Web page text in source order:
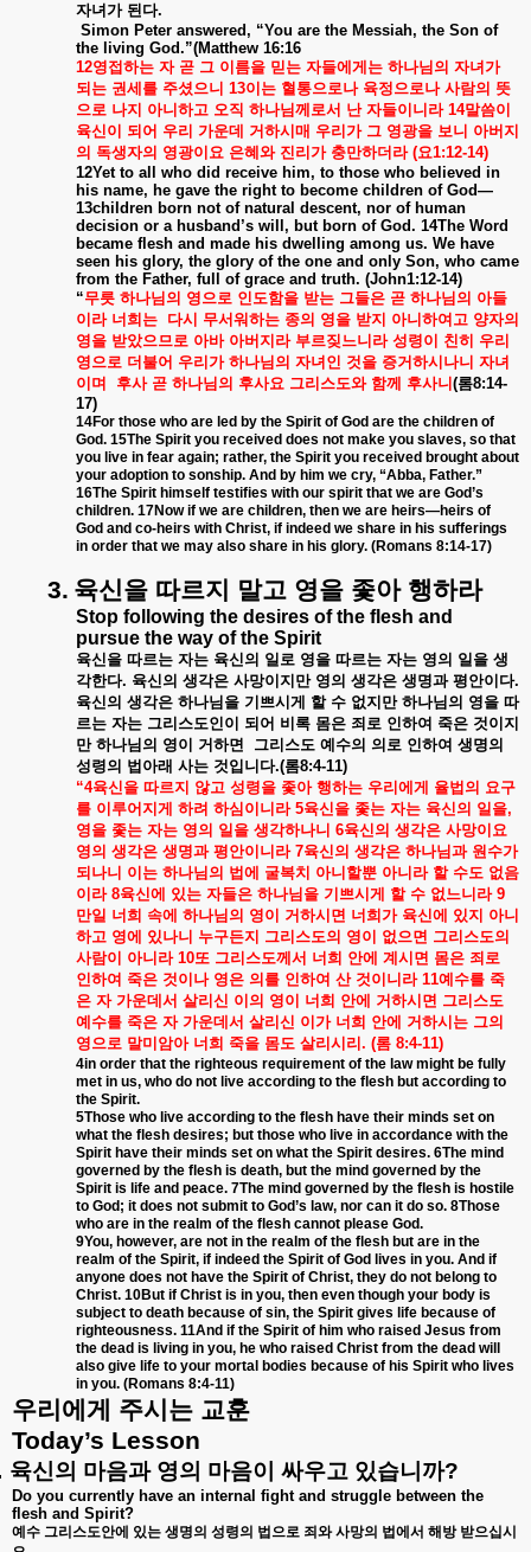
자녀가 된다.
Simon Peter answered, “You are the Messiah, the Son of
the living God.”(Matthew 16:16
12영접하는 자 곧 그 이름을 믿는 자들에게는 하나님의 자녀가
되는 권세를 주셨으니 13이는 혈통으로나 육정으로나 사람의 뜻
으로 나지 아니하고 오직 하나님께로서 난 자들이니라14말씀이
육신이
되어 우리 가운데 거하시매 우리가 그 영광을 보니 아버지
의 독생자의 영광이요 은혜와 진리가 충만하더라 (요1:12-14)
12Yet to all who did receive him, to those who believed in
his name, he gave the right to become children of God—
13children born not of natural descent, nor of human
decision or a husband’s will, but born of God. 14The Word
became flesh and made his dwelling among us. We have
seen his glory, the glory of the one and only Son, who came
from the Father, full of grace and truth. (John1:12-14)
“무릇 하나님의 영으로 인도함을 받는 그들은 곧 하나님의 아들
이라 너희는 다시 무서워하는 종의 영을 받지 아니하여고 양자의
영을 받았으므로 아바 아버지라 부르짖느니라 성령이 친히 우리
영으로 더불어 우리가 하나님의 자녀인 것을 증거하시나니 자녀
이며
후사 곧 하나님의 후사요 그리스도와 함께 후사니 (롬8:14-
17)
14For those who are led by the Spirit of God are the children of
God. 15The Spirit you received does not make you slaves, so that
you live in fear again; rather, the Spirit you received brought about
your adoption to sonship. And by him we cry, “Abba, Father.”
16The Spirit himself testifies with our spirit that we are God’s
children. 17Now if we are children, then we are heirs—heirs of
God and co-heirs with Christ, if indeed we share in his sufferings
in order that we may also share in his glory. (Romans 8:14-17)
3. 육신을 따르지 말고 영을 좇아 행하라
Stop following the desires of the flesh and
pursue the way of the Spirit
육신을 따르는 자는 육신의 일로 영을 따르는 자는 영의 일을 생
각한다. 육신의 생각은 사망이지만 영의 생각은 생명과 평안이다.
육신의 생각은 하나님을 기쁘시게 할 수 없지만 하나님의 영을 따
르는 자는 그리스도인이 되어 비록 몸은 죄로 인하여 죽은 것이지
만 하나님의 영이 거하면 그리스도 예수의 의로 인하여 생명의
성령의 법아래 사는 것입니다.(롬8:4-11)
“4육신을 따르지 않고 성령을 좇아 행하는 우리에게 율법의 요구
를 이루어지게 하려 하심이니라5육신을 좇는 자는 육신의 일을,
영을 좇는 자는 영의 일을 생각하나니 6육신의 생각은 사망이요
영의 생각은 생명과 평안이니라7육신의 생각은 하나님과 원수가
되나니 이는 하나님의 법에 굴복치 아니할뿐 아니라 할 수도 없음
이라8육신에 있는 자들은 하나님을 기쁘시게 할 수 없느니라9
만일 너희 속에 하나님의 영이 거하시면 너희가 육신에 있지 아니
하고 영에 있나니 누구든지 그리스도의 영이 없으면 그리스도의
사람이
아니라10또 그리스도께서 너희 안에 계시면 몸은 죄로
인하여 죽은 것이나 영은 의를 인하여 산 것이니라11예수를 죽
은 자 가운데서 살리신 이의 영이 너희 안에 거하시면 그리스도
예수를 죽은 자 가운데서 살리신 이가 너희 안에 거하시는 그의
영으로 말미암아 너희 죽을 몸도 살리시리 . (롬 8:4-11)
4in order that the righteous requirement of the law might be fully
met in us, who do not live according to the flesh but according to
the Spirit.
5Those who live according to the flesh have their minds set on
what the flesh desires; but those who live in accordance with the
Spirit have their minds set on what the Spirit desires. 6The mind
governed by the flesh is death, but the mind governed by the
Spirit is life and peace. 7The mind governed by the flesh is hostile
to God; it does not submit to God’s law, nor can it do so. 8Those
who are in the realm of the flesh cannot please God.
9You, however, are not in the realm of the flesh but are in the
realm of the Spirit, if indeed the Spirit of God lives in you. And if
anyone does not have the Spirit of Christ, they do not belong to
Christ. 10But if Christ is in you, then even though your body is
subject to death because of sin, the Spirit gives life because of
righteousness. 11And if the Spirit of him who raised Jesus from
the dead is living in you, he who raised Christ from the dead will
also give life to your mortal bodies because of his Spirit who lives
in you. (Romans 8:4-11)
우리에게 주시는 교훈
Today’s Lesson
육신의 마음과 영의 마음이 싸우고 있습니까?
Do you currently have an internal fight and struggle between the
flesh and Spirit?
예수 그리스도안에 있는 생명의 성령의 법으로 죄와 사망의 법에서 해방 받으십시